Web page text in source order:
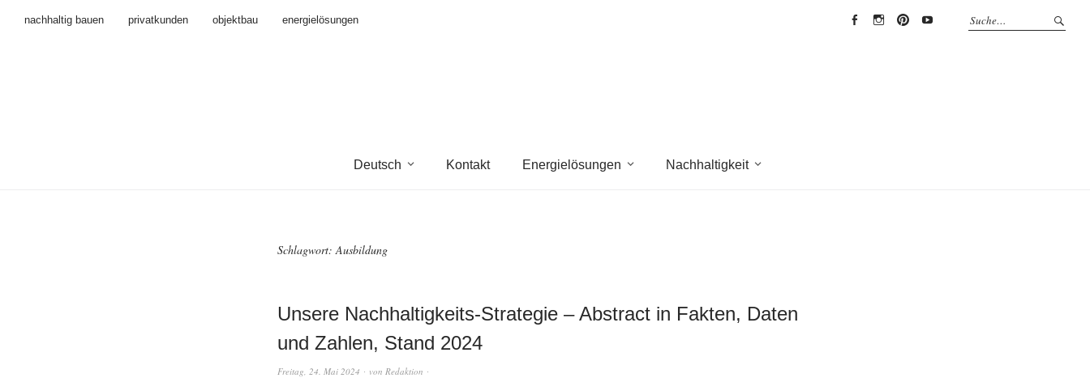
nachhaltig bauen privatkunden objektbau
energielösungen
Deutsch Kontakt Energielösungen Nachhaltigkeit
Schlagwort: Ausbildung
Unsere Nachhaltigkeits-Strategie – Abstract in Fakten, Daten
und Zahlen, Stand 2024
Freitag, 24. Mai 2024 von Redaktion